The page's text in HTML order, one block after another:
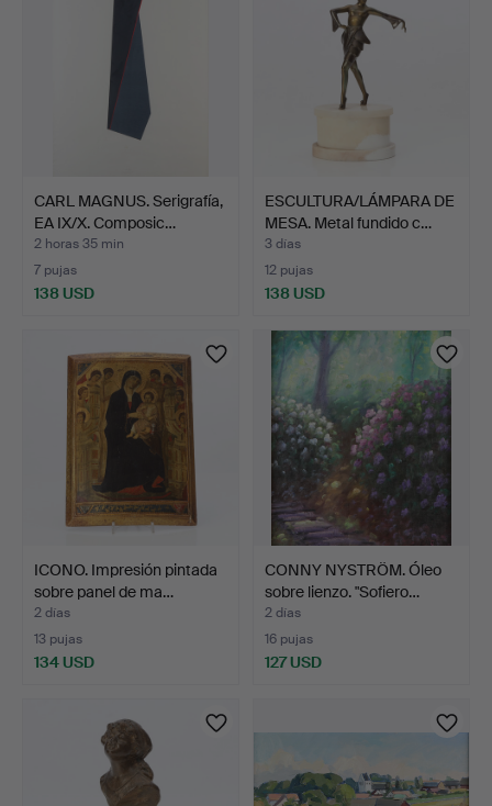
CARL MAGNUS. Serigrafía,
EA IX/X. Composic…
2 horas 35 min
7 pujas
138 USD
ESCULTURA/LÁMPARA DE
MESA. Metal fundido c…
3 días
12 pujas
138 USD
ICONO. Impresión pintada
sobre panel de ma…
2 días
13 pujas
134 USD
CONNY NYSTRÖM. Óleo
sobre lienzo. "Sofiero…
2 días
16 pujas
127 USD